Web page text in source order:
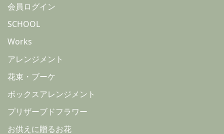
会員ログイン
SCHOOL
Works
アレンジメント
花束・ブーケ
ボックスアレンジメント
プリザーブドフラワー
お供えに贈るお花